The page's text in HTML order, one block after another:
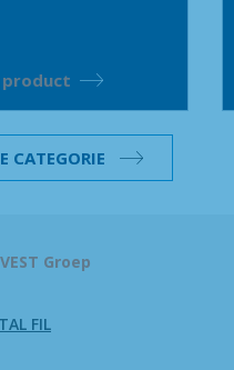
product
CATEGORIE
Groep
FIL